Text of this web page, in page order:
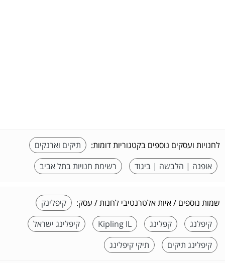
לחנויות ועסקים נוספים בקטגוריות דומות:
תיקים וארנקים
אופנה | הלבשה | ביגוד
רשימת חנויות בתל אביב
שמות נוספים / איות אלטרנטיבי לחנות / עסק:
קיפלינק
קיפלנג
קפלינג Kipling IL
קיפלינג ישראל
קיפלינג תיקים
תיקי קיפלינג